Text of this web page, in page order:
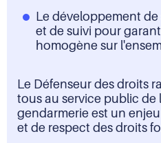
Le développement
et de suivi pour
homogène sur
Le Défenseur des droits
tous au service public de
gendarmerie est un
et de respect des droits